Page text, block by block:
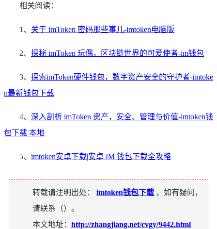
相关阅读：
1、 关于 imToken 密码那些事儿-imtoken电脑版
2、 探秘 imToken 玩偶，区块链世界的可爱使者-im钱包
3、 探索imToken硬件钱包，数字资产安全的守护者-imtoke
n最新钱包下载
4、 深入剖析 imToken 资产，安全、管理与价值-imtoken钱
包下载 本地
5、 imtoken安卓下载|安卓 IM 钱包下载全攻略
转载请注明出处： imtoken钱包下载 ，如有疑问，
请联系（）。
本文地址： http://zhangjiang.net/cvgy/9442.html